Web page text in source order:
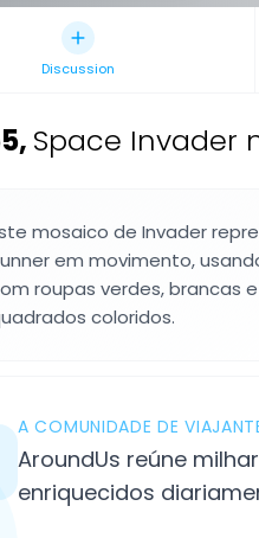
Discussion
, Space Invader
mosaico de Invader
em movimento,
roupas verdes, brancas
coloridos.
A COMUNIDADE DE
AroundUs reúne
enriquecidos